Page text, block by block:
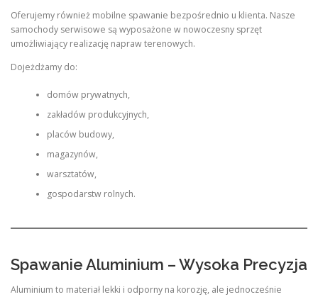
Oferujemy również mobilne spawanie bezpośrednio u klienta. Nasze
samochody serwisowe są wyposażone w nowoczesny sprzęt
umożliwiający realizację napraw terenowych.
Dojeżdżamy do:
domów prywatnych,
zakładów produkcyjnych,
placów budowy,
magazynów,
warsztatów,
gospodarstw rolnych.
Spawanie Aluminium – Wysoka Precyzja
Aluminium to materiał lekki i odporny na korozję, ale jednocześnie